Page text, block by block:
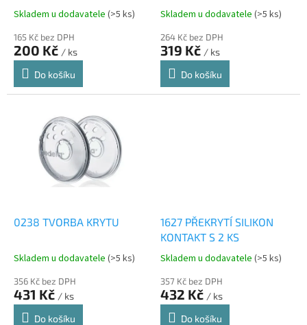
Skladem u dodavatele (>5 ks)
165 Kč bez DPH
200 Kč / ks
Do košíku
Skladem u dodavatele (>5 ks)
264 Kč bez DPH
319 Kč / ks
Do košíku
0238 TVORBA KRYTU
Skladem u dodavatele (>5 ks)
356 Kč bez DPH
431 Kč / ks
Do košíku
1627 PŘEKRYTÍ SILIKON
KONTAKT S 2 KS
Skladem u dodavatele (>5 ks)
357 Kč bez DPH
432 Kč / ks
Do košíku